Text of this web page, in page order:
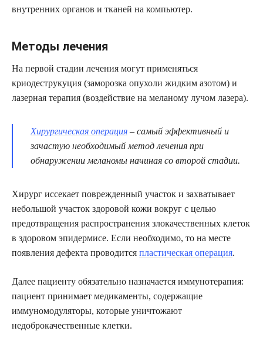
внутренних органов и тканей на компьютер.
Методы лечения
На первой стадии лечения могут применяться
криодеструкуция (заморозка опухоли жидким азотом) и
лазерная терапия (воздействие на меланому лучом лазера).
Хирургическая операция – самый эффективный и
зачастую необходимый метод лечения при
обнаружении меланомы начиная со второй стадии.
Хирург иссекает поврежденный участок и захватывает
небольшой участок здоровой кожи вокруг с целью
предотвращения распространения злокачественных клеток
в здоровом эпидермисе. Если необходимо, то на месте
появления дефекта проводится пластическая операция.
Далее пациенту обязательно назначается иммунотерапия:
пациент принимает медикаменты, содержащие
иммуномодуляторы, которые уничтожают
недоброкачественные клетки.